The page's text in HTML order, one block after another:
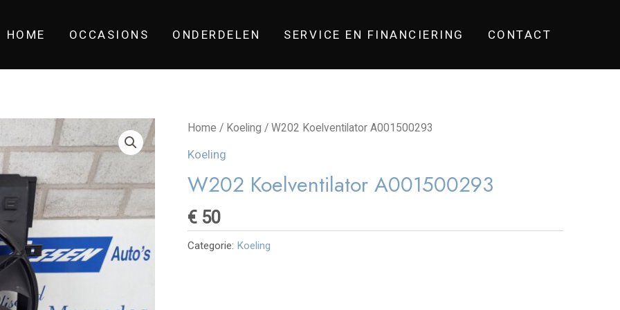
HOME OCCASIONS ONDERDELEN SERVICE EN FINANCIERING CONTACT
Home / Koeling / W202 Koelventilator A001500293
Koeling
W202 Koelventilator A001500293
€ 50
Categorie: Koeling